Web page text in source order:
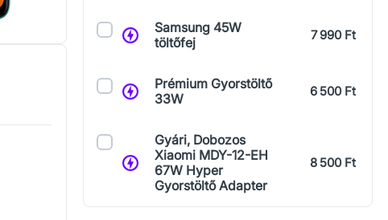
Samsung 45W
töltőfej
7 990 Ft
Prémium Gyorstöltő
33W
6 500 Ft
Gyári, Dobozos
Xiaomi MDY-12-EH
67W Hyper
Gyorstöltő Adapter
8 500 Ft